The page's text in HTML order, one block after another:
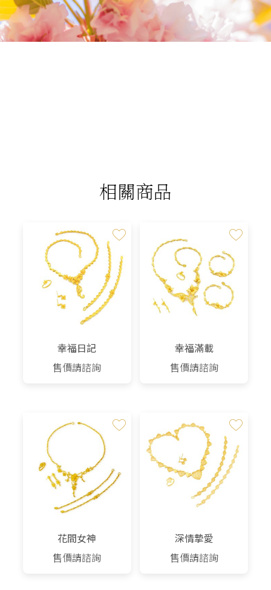
我們相信您值得最好的
相關商品
幸福日記
售價請諮詢
幸福滿載
售價請諮詢
花間女神
售價請諮詢
深情摯愛
售價請諮詢